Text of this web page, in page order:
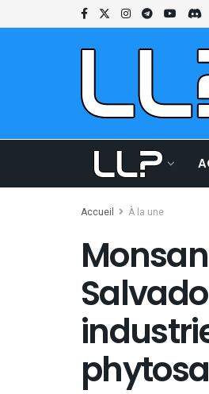
Accueil À la une